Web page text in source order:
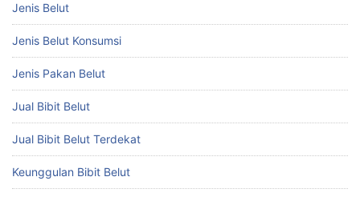
Jenis Belut
Jenis Belut Konsumsi
Jenis Pakan Belut
Jual Bibit Belut
Jual Bibit Belut Terdekat
Keunggulan Bibit Belut